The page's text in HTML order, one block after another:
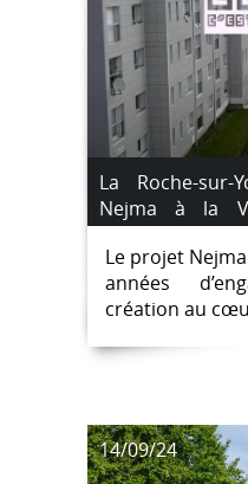
La Roche-
Nejma à la
projection du
demain ! » le
Le projet
années
création au
14/09/24